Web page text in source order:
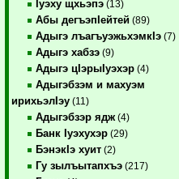
Iуэху щхьэпэ (13)
Абы дегъэпIейтей (89)
Адыгэ лъагъуэжьхэмкIэ (7)
Адыгэ хабзэ (9)
Адыгэ цIэрыIуэхэр (4)
Адыгэбзэм и махуэм
ирихьэлIэу (11)
Адыгэбзэр ядж (4)
Банк Iуэхухэр (29)
БэнэкIэ хуит (2)
Гу зылъытапхъэ (217)